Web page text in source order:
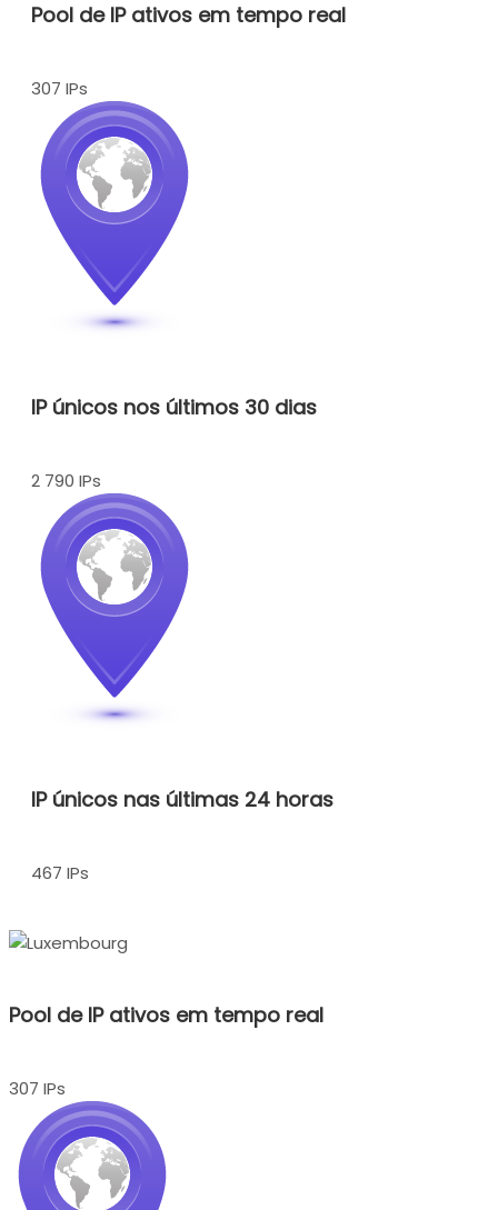
Pool de IP ativos em tempo real
307 IPs
IP únicos nos últimos 30 dias
2 790 IPs
IP únicos nas últimas 24 horas
467 IPs
Pool de IP ativos em tempo real
307 IPs